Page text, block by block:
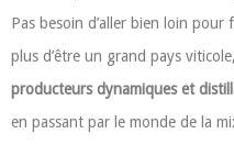
Pas besoin d’aller bien loin
plus d’être un grand pays viticole,
producteurs dynamiques et
en passant par le monde de la